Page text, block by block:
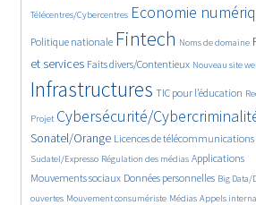
Télécentres/Cybercentres
3798/5800 Economie
1882/5800
Politique nationale
5226/5800 Fintech
688/5800
Noms de domaine
2486/5800
et services
1616/5800 Faits divers/Contentieux
852/5800 Nouveau site
5800/5800
Infrastructures
1834/5800
TIC pour l’éducation
211/5800
252/5800
Projet
3700/5800Cybersécurité/
2334/5800
Sonatel/Orange
1630/5800 Licences de télécommunications
295/5800
Sudatel/Expresso
1020/5800 Régulation des médias
1539/5800 Applications
1262/5800
Mouvements sociaux
1669/5800 Données personnelles
147/5800
Big Data/
ouvertes
629/5800Mouvement consumériste
369/5800 Médias
759/5800
Appels